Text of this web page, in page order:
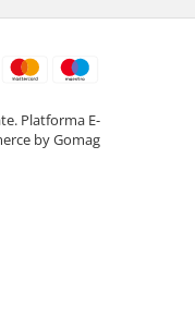
Platforma E-
by Gomag